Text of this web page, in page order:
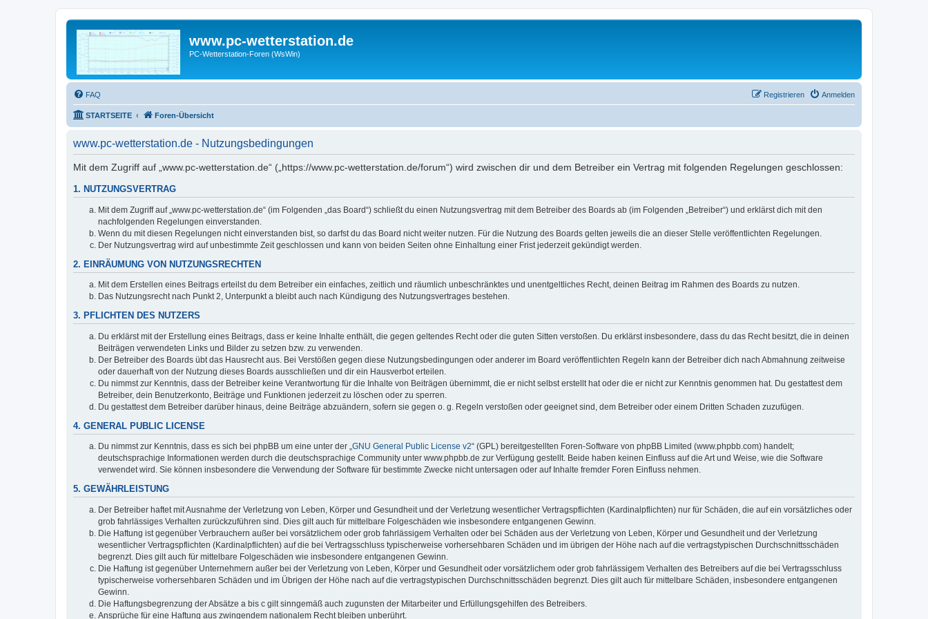
www.pc-wetterstation.de
PC-Wetterstation-Foren (WsWin)
FAQ Anmelden
Registrieren
STARTSEITE Foren-Übersicht
www.pc-wetterstation.de - Nutzungsbedingungen
Mit dem Zugriff auf „www.pc-wetterstation.de“ („https://www.pc-wetterstation.de/forum“) wird zwischen dir und dem Betreiber ein Vertrag mit folgenden Regelungen geschlossen:
1. NUTZUNGSVERTRAG
Mit dem Zugriff auf „www.pc-wetterstation.de“ (im Folgenden „das Board“) schließt du einen Nutzungsvertrag mit dem Betreiber des Boards ab (im Folgenden „Betreiber“) und erklärst dich mit den
nachfolgenden Regelungen einverstanden.
Wenn du mit diesen Regelungen nicht einverstanden bist, so darfst du das Board nicht weiter nutzen. Für die Nutzung des Boards gelten jeweils die an dieser Stelle veröffentlichten Regelungen.
Der Nutzungsvertrag wird auf unbestimmte Zeit geschlossen und kann von beiden Seiten ohne Einhaltung einer Frist jederzeit gekündigt werden.
2. EINRÄUMUNG VON NUTZUNGSRECHTEN
Mit dem Erstellen eines Beitrags erteilst du dem Betreiber ein einfaches, zeitlich und räumlich unbeschränktes und unentgeltliches Recht, deinen Beitrag im Rahmen des Boards zu nutzen.
Das Nutzungsrecht nach Punkt 2, Unterpunkt a bleibt auch nach Kündigung des Nutzungsvertrages bestehen.
3. PFLICHTEN DES NUTZERS
Du erklärst mit der Erstellung eines Beitrags, dass er keine Inhalte enthält, die gegen geltendes Recht oder die guten Sitten verstoßen. Du erklärst insbesondere, dass du das Recht besitzt, die in deinen
Beiträgen verwendeten Links und Bilder zu setzen bzw. zu verwenden.
Der Betreiber des Boards übt das Hausrecht aus. Bei Verstößen gegen diese Nutzungsbedingungen oder anderer im Board veröffentlichten Regeln kann der Betreiber dich nach Abmahnung zeitweise
oder dauerhaft von der Nutzung dieses Boards ausschließen und dir ein Hausverbot erteilen.
Du nimmst zur Kenntnis, dass der Betreiber keine Verantwortung für die Inhalte von Beiträgen übernimmt, die er nicht selbst erstellt hat oder die er nicht zur Kenntnis genommen hat. Du gestattest dem
Betreiber, dein Benutzerkonto, Beiträge und Funktionen jederzeit zu löschen oder zu sperren.
Du gestattest dem Betreiber darüber hinaus, deine Beiträge abzuändern, sofern sie gegen o. g. Regeln verstoßen oder geeignet sind, dem Betreiber oder einem Dritten Schaden zuzufügen.
4. GENERAL PUBLIC LICENSE
Du nimmst zur Kenntnis, dass es sich bei phpBB um eine unter der „GNU General Public License v2“ (GPL) bereitgestellten Foren-Software von phpBB Limited (www.phpbb.com) handelt;
deutschsprachige Informationen werden durch die deutschsprachige Community unter www.phpbb.de zur Verfügung gestellt. Beide haben keinen Einfluss auf die Art und Weise, wie die Software
verwendet wird. Sie können insbesondere die Verwendung der Software für bestimmte Zwecke nicht untersagen oder auf Inhalte fremder Foren Einfluss nehmen.
5. GEWÄHRLEISTUNG
Der Betreiber haftet mit Ausnahme der Verletzung von Leben, Körper und Gesundheit und der Verletzung wesentlicher Vertragspflichten (Kardinalpflichten) nur für Schäden, die auf ein vorsätzliches oder
grob fahrlässiges Verhalten zurückzuführen sind. Dies gilt auch für mittelbare Folgeschäden wie insbesondere entgangenen Gewinn.
Die Haftung ist gegenüber Verbrauchern außer bei vorsätzlichem oder grob fahrlässigem Verhalten oder bei Schäden aus der Verletzung von Leben, Körper und Gesundheit und der Verletzung
wesentlicher Vertragspflichten (Kardinalpflichten) auf die bei Vertragsschluss typischerweise vorhersehbaren Schäden und im übrigen der Höhe nach auf die vertragstypischen Durchschnittsschäden
begrenzt. Dies gilt auch für mittelbare Folgeschäden wie insbesondere entgangenen Gewinn.
Die Haftung ist gegenüber Unternehmern außer bei der Verletzung von Leben, Körper und Gesundheit oder vorsätzlichem oder grob fahrlässigem Verhalten des Betreibers auf die bei Vertragsschluss
typischerweise vorhersehbaren Schäden und im Übrigen der Höhe nach auf die vertragstypischen Durchschnittsschäden begrenzt. Dies gilt auch für mittelbare Schäden, insbesondere entgangenen
Gewinn.
Die Haftungsbegrenzung der Absätze a bis c gilt sinngemäß auch zugunsten der Mitarbeiter und Erfüllungsgehilfen des Betreibers.
Ansprüche für eine Haftung aus zwingendem nationalem Recht bleiben unberührt.